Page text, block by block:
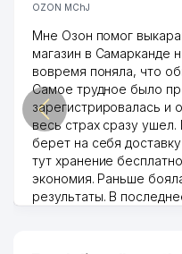
OZON MChJ
Мне Озон помог
магазин в Самарканде
вовремя поняла, что
Самое трудное было
зарегистрировалась и
весь страх сразу
берет на себя
тут хранение
экономия. Раньше
результаты. В
дальше развиваюсь